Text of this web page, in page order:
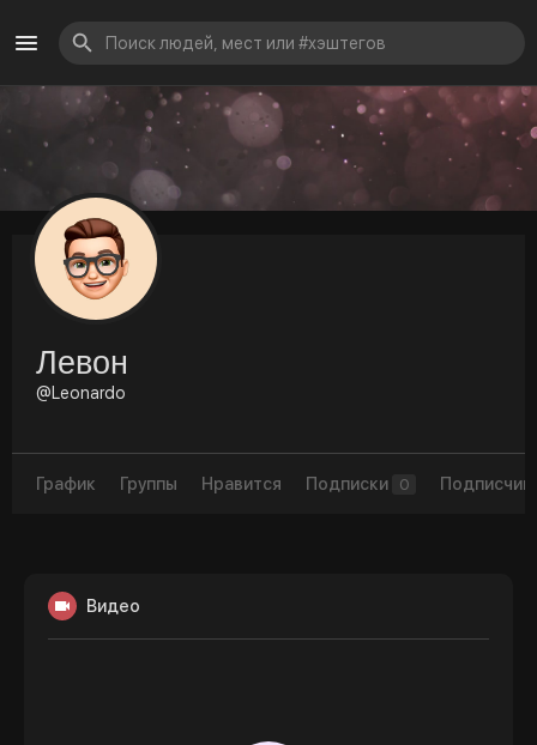
Левон
@Leonardo
График Группы Нравится Подписки 0
Видео